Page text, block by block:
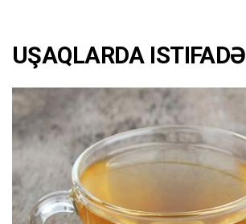
UŞAQLARDA ISTIFADƏ